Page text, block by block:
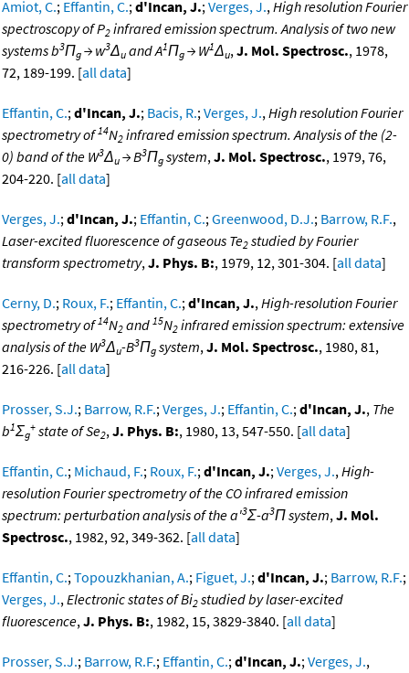
Amiot, C.; Effantin, C.;d'Incan, J.;Verges, J.,High resolution Fourier
spectroscopy of P2 infrared emission spectrum. Analysis of two new
systems b3Πg → w3Δu and A1Πg → W1Δu,J. Mol. Spectrosc., 1978,
72, 189-199. [all data]
Effantin, C.;d'Incan, J.; Bacis, R.;Verges, J.,High resolution Fourier
spectrometry of14N2 infrared emission spectrum. Analysis of the (2-
0) band of the W3Δu → B3Πg system,J. Mol. Spectrosc., 1979, 76,
204-220. [all data]
Verges, J.;d'Incan, J.; Effantin, C.;Greenwood, D.J.; Barrow, R.F.,
Laser-excited fluorescence of gaseous Te2 studied by Fourier
transform spectrometry,J. Phys. B:, 1979, 12, 301-304. [all data]
Cerny, D.; Roux, F.; Effantin, C.;d'Incan, J.,High-resolution Fourier
spectrometry of14N2 and 15N2 infrared emission spectrum: extensive
analysis of the W3Δu-B3Πg system,J. Mol. Spectrosc., 1980, 81,
216-226. [all data]
Prosser, S.J.; Barrow, R.F.;Verges, J.; Effantin, C.;d'Incan, J., The
b1Σg
+ state of Se2,J. Phys. B:, 1980, 13, 547-550. [all data]
Effantin, C.; Michaud, F.; Roux, F.;d'Incan, J.;Verges, J.,High-
resolution Fourier spectrometry of the CO infrared emission
spectrum: perturbation analysis of the a'3Σ-a3Π system,J. Mol.
Spectrosc., 1982, 92, 349-362. [all data]
Effantin, C.;Topouzkhanian, A.; Figuet, J.;d'Incan, J.; Barrow, R.F.;
Verges, J.,Electronic states of Bi2 studied by laser-excited
fluorescence,J. Phys. B:, 1982, 15, 3829-3840. [all data]
Prosser, S.J.; Barrow, R.F.; Effantin, C.;d'Incan, J.;Verges, J.,